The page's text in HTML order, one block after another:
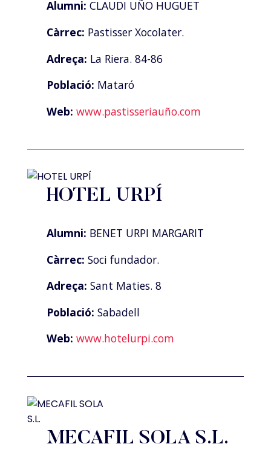
Alumni: CLAUDI UÑO HUGUET
Càrrec: Pastisser Xocolater.
Adreça: La Riera. 84-86
Població: Mataró
Web: www.pastisseriauño.com
HOTEL URPÍ
Alumni: BENET URPI MARGARIT
Càrrec: Soci fundador.
Adreça: Sant Maties. 8
Població: Sabadell
Web: www.hotelurpi.com
MECAFIL SOLA S.L.